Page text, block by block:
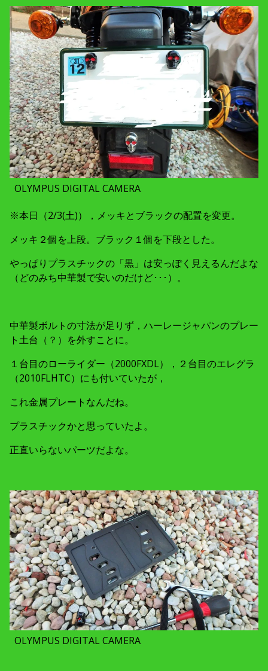
OLYMPUS DIGITAL CAMERA
※本日（2/3(土)），メッキとブラックの配置を変更。
メッキ２個を上段。ブラック１個を下段とした。
やっぱりプラスチックの「黒」は安っぽく見えるんだよな
（どのみち中華製で安いのだけど･･･）。
中華製ボルトの寸法が足りず，ハーレージャパンのプレー
ト土台（？）を外すことに。
１台目のローライダー（2000FXDL），２台目のエレグラ
（2010FLHTC）にも付いていたが，
これ金属プレートなんだね。
プラスチックかと思っていたよ。
正直いらないパーツだよな。
OLYMPUS DIGITAL CAMERA